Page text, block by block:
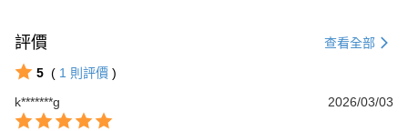
評價 查看全部
5 ( 1 則評價 )
k*******g
2026/03/03